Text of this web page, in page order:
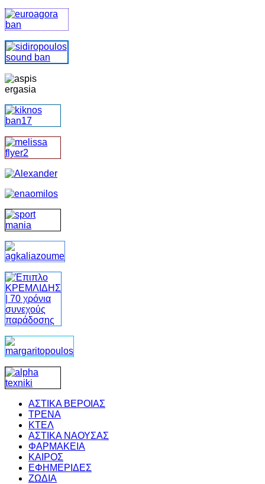
ΑΣΤΙΚΑ ΒΕΡΟΙΑΣ
ΤΡΕΝΑ
ΚΤΕΛ
ΑΣΤΙΚΑ ΝΑΟΥΣΑΣ
ΦΑΡΜΑΚΕΙΑ
ΚΑΙΡΟΣ
ΕΦΗΜΕΡΙΔΕΣ
ΖΩΔΙΑ